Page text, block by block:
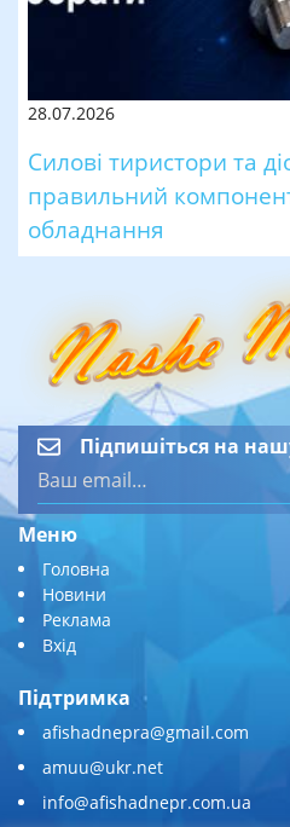
28.07.2026
Силові тиристори та
правильний
обладнання
Підпишіться на
Меню
Головна
Новини
Реклама
Вхід
Підтримка
afishadnepra@gmail.com
amuu@ukr.net
info@afishadnepr.com.ua